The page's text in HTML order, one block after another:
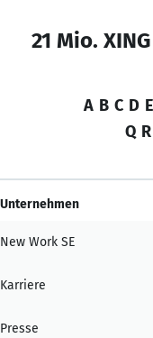
21 Mio.
A B C D E
Q R
Unternehmen
New Work SE
Karriere
Presse